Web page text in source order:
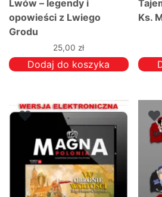
Lwów – legendy i
opowieści z Lwiego
Grodu
25,00 zł
Dodaj do koszyka
Ks.